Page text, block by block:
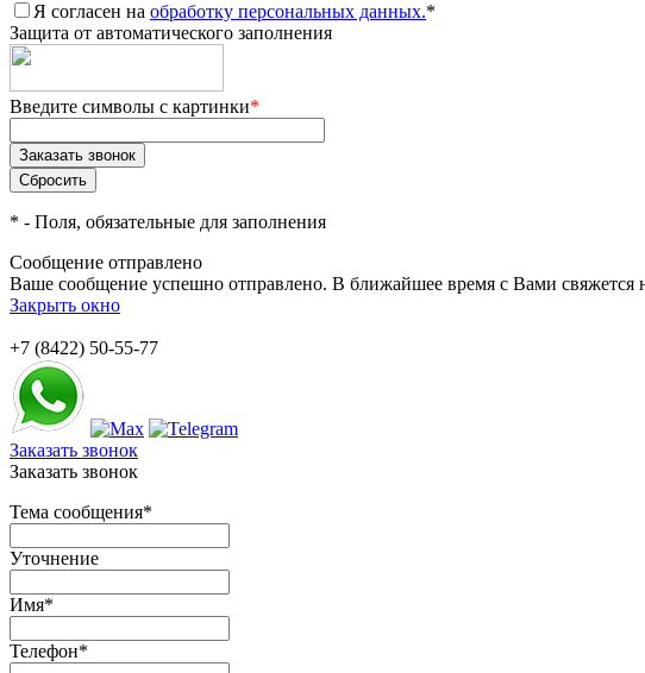
Я согласен на обработку персональных данных.*
Защита от автоматического заполнения
Введите символы с картинки*
* - Поля, обязательные для заполнения
Сообщение отправлено
Ваше сообщение успешно отправлено. В ближайшее время с Вами свяжется
Закрыть окно
+7 (8422) 50-55-77
Заказать звонок
Заказать звонок
Тема сообщения*
Уточнение
Имя*
Телефон*